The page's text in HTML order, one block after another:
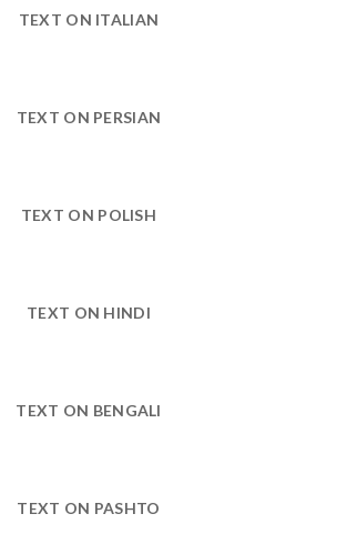
TEXT ON ITALIAN
TEXT ON PERSIAN
TEXT ON POLISH
TEXT ON HINDI
TEXT ON BENGALI
TEXT ON PASHTO